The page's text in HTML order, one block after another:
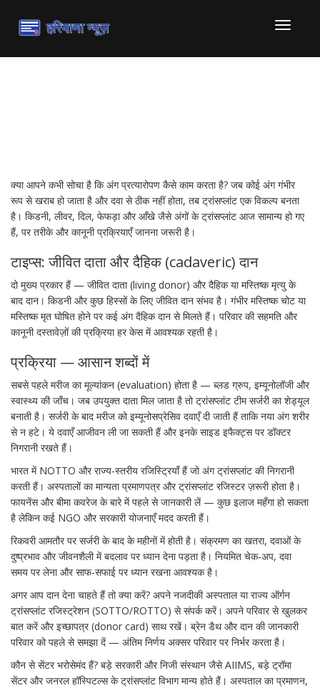
टॉगल
संचालित
क्या आपने कभी सोचा है कि अंग प्रत्यारोपण कैसे काम करता है? जब कोई अंग गंभीर
रूप से खराब हो जाता है और दवा से ठीक नहीं होता, तब ट्रांसप्लांट एक विकल्प बनता
है। किडनी, लीवर, दिल, फेफड़ा और आँखे जैसे अंगों के ट्रांसप्लांट आज सामान्य हो गए
हैं, पर तरीके और कानूनी प्रक्रियाएँ जानना जरूरी है।
टाइप्स: जीवित दाता और दैहिक (cadaveric) दान
दो मुख्य प्रकार हैं — जीवित दाता (living donor) और दैहिक या मस्तिष्क मृत्यु के
बाद दान। किडनी और कुछ हिस्सों के लिए जीवित दान संभव है। गंभीर मस्तिष्क चोट या
मस्तिष्क मृत घोषित होने पर कई अंग दैहिक दान से मिलते हैं। परिवार की सहमति और
कानूनी दस्तावेज़ों की प्रक्रिया हर केस में आवश्यक रहती है।
प्रक्रिया — आसान शब्दों में
सबसे पहले मरीज का मूल्यांकन (evaluation) होता है — ब्लड ग्रुप, इम्यूनोलॉजी और
स्वास्थ्य की जाँच। जब उपयुक्त दाता मिल जाता है तो ट्रांसप्लांट टीम सर्जरी का शेड्यूल
बनाती है। सर्जरी के बाद मरीज को इम्यूनोसप्रेसिव दवाएँ दी जाती हैं ताकि नया अंग शरीर
से न हटे। ये दवाएँ आजीवन ली जा सकती हैं और इनके साइड इफैक्ट्स पर डॉक्टर
निगरानी रखते हैं।
भारत में NOTTO और राज्य-स्तरीय रजिस्ट्रियाँ हैं जो अंग ट्रांसप्लांट की निगरानी
करती हैं। अस्पतालों का मान्यता प्रमाणपत्र और ट्रांसप्लांट रजिस्टर ज़रूरी होता है।
फायनेंस और बीमा कवरेज के बारे में पहले से जानकारी लें — कुछ इलाज महँगा हो सकता
है लेकिन कई NGO और सरकारी योजनाएँ मदद करती हैं।
रिकवरी आमतौर पर सर्जरी के बाद के महीनों में होती है। संक्रमण का खतरा, दवाओं के
दुष्प्रभाव और जीवनशैली में बदलाव पर ध्यान देना पड़ता है। नियमित चेक‑अप, दवा
समय पर लेना और साफ-सफाई पर ध्यान रखना आवश्यक है।
अगर आप दान देना चाहते हैं तो क्या करें? अपने नजदीकी अस्पताल या राज्य ऑर्गन
ट्रांसप्लांट रजिस्ट्रेशन (SOTTO/ROTTO) से संपर्क करें। अपने परिवार से खुलकर
बात करें और इच्छापत्र (donor card) साथ रखें। ब्रेन डैथ और दान की जानकारी
परिवार को पहले से समझा दें — अंतिम निर्णय अक्सर परिवार पर निर्भर करता है।
कौन से सेंटर भरोसेमंद हैं? बड़े सरकारी और निजी संस्थान जैसे AIIMS, बड़े ट्रॉमा
सेंटर और जनरल हॉस्पिटल्स के ट्रांसप्लांट विभाग मान्य होते हैं। अस्पताल का प्रमाणन,